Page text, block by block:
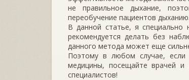
не правильное дыхание,
переобучение пациентов дыханию.
В данной статье, я специально
рекомендуется делать без
данного метода может еще
Поэтому в любом случае, если
медицины, посещайте врачей и
специалистов!